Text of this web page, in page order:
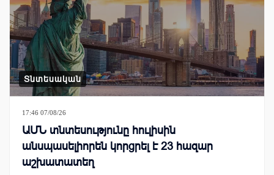
Տնտեսական
17:46 07/08/26
ԱՄՆ տնտեսությունը հուլիսին
անսպասելիորեն կորցրել է 23 հազար
աշխատատեղ